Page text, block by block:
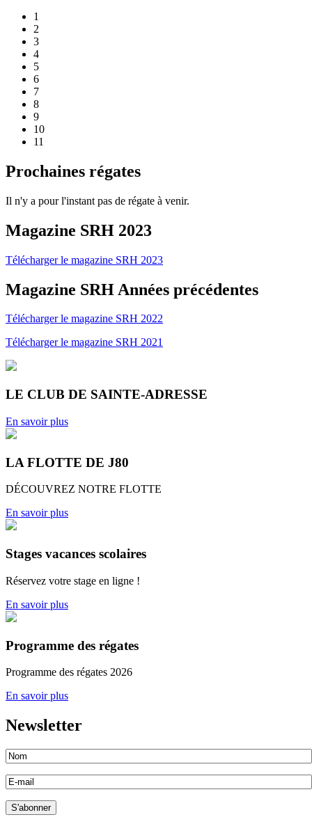
1
2
3
4
5
6
7
8
9
10
11
Prochaines régates
Il n'y a pour l'instant pas de régate à venir.
Magazine SRH 2023
Télécharger le magazine SRH 2023
Magazine SRH Années précédentes
Télécharger le magazine SRH 2022
Télécharger le magazine SRH 2021
LE CLUB DE SAINTE-ADRESSE
En savoir plus
LA FLOTTE DE J80
DÉCOUVREZ NOTRE FLOTTE
En savoir plus
Stages vacances scolaires
Réservez votre stage en ligne !
En savoir plus
Programme des régates
Programme des régates 2026
En savoir plus
Newsletter